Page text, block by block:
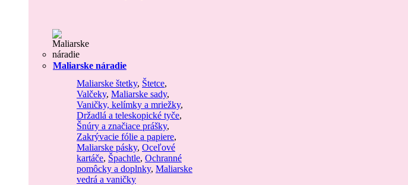
Maliarske náradie
Maliarske štetky, Štetce,
Valčeky, Maliarske sady,
Vaničky, kelímky a mriežky,
Držadlá a teleskopické tyče,
Šnúry a značiace prášky,
Zakrývacie fólie a papiere,
Maliarske pásky, Oceľové
kartáče, Špachtle, Ochranné
pomôcky a doplnky, Maliarske
vedrá a vaničky